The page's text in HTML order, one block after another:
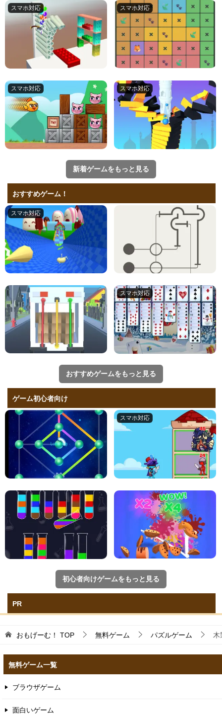
新着ゲームをもっと見る
おすすめゲーム！
おすすめゲームをもっと見る
ゲーム初心者向け
初心者向けゲームをもっと見る
PR
おもげーむ！ TOP 無料ゲーム パズルゲーム 木
無料ゲーム一覧
ブラウザゲーム
面白いゲーム